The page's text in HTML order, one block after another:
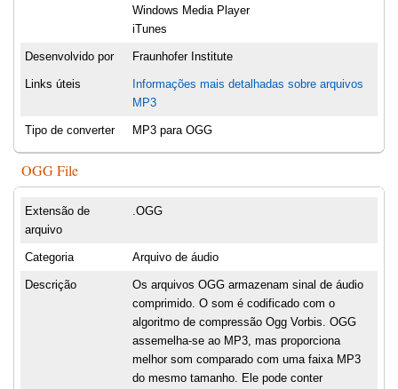
Windows Media Player
iTunes
Desenvolvido por Fraunhofer Institute
Links úteis
Informações mais detalhadas sobre arquivos
MP3
Tipo de converter MP3 para OGG
OGG File
Extensão de
arquivo
.OGG
Categoria Arquivo de áudio
Descrição
Os arquivos OGG armazenam sinal de áudio
comprimido. O som é codificado com o
algoritmo de compressão Ogg Vorbis. OGG
assemelha-se ao MP3, mas proporciona
melhor som comparado com uma faixa MP3
do mesmo tamanho. Ele pode conter